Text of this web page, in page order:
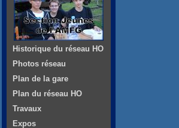
Historique du réseau HO
Photos réseau
Plan de la gare
Plan du réseau HO
Travaux
Expos